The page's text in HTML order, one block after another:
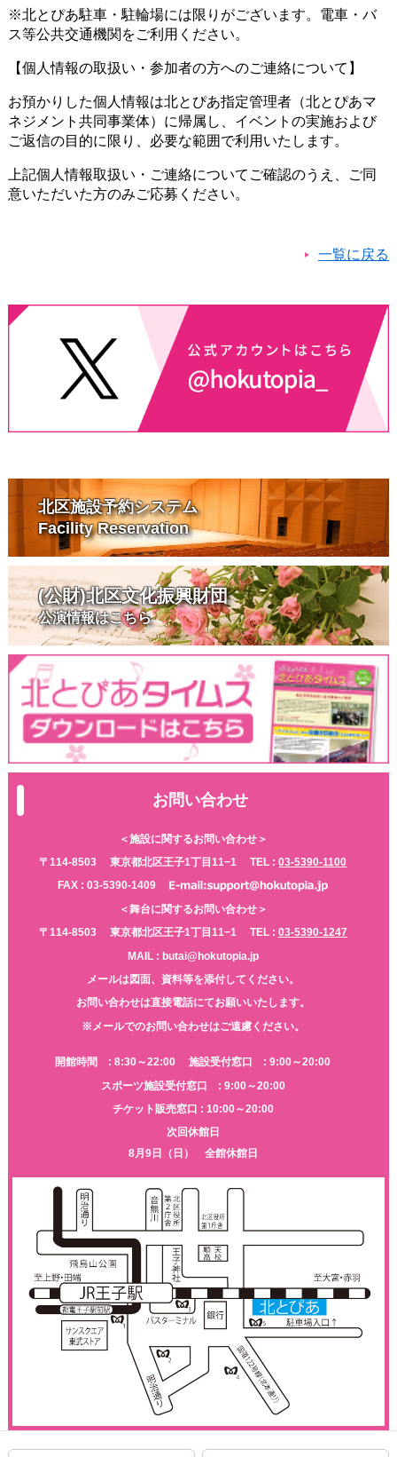
※北とぴあ駐車・駐輪場には限りがございます。電車・バ
ス等公共交通機関をご利用ください。
【個人情報の取扱い・参加者の方へのご連絡について】
お預かりした個人情報は北とぴあ指定管理者（北とぴあマ
ネジメント共同事業体）に帰属し、イベントの実施および
ご返信の目的に限り、必要な範囲で利用いたします。
上記個人情報取扱い・ご連絡についてご確認のうえ、ご同
意いただいた方のみご応募ください。
一覧に戻る
北区施設予約システム
Facility Reservation
(公財)北区文化振興財団
公演情報はこちら
お問い合わせ
＜施設に関するお問い合わせ＞
〒114-8503
東京都北区王子1丁目11−1 TEL :03-5390-1100
FAX : 03-5390-1409
＜舞台に関するお問い合わせ＞
〒114-8503
東京都北区王子1丁目11−1 TEL : 03-5390-1247
MAIL : butai@hokutopia.jp
メールは図面、資料等を添付してください。
お問い合わせは直接電話にてお願いいたします。
※メールでのお問い合わせはご遠慮ください。
開館時間 : 8:30～22:00
施設受付窓口 : 9:00～20:00
スポーツ施設受付窓口 : 9:00～20:00
チケット販売窓口 : 10:00～20:00
次回休館日
8月9日（日） 全館休館日